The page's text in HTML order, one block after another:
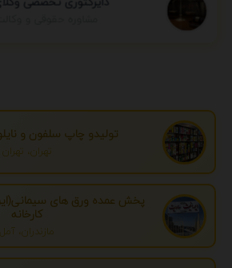
تولیدو چاپ سلفون و
تهران، تهران
پخش عمده ورق های
کارخانه
مازندران، آمل